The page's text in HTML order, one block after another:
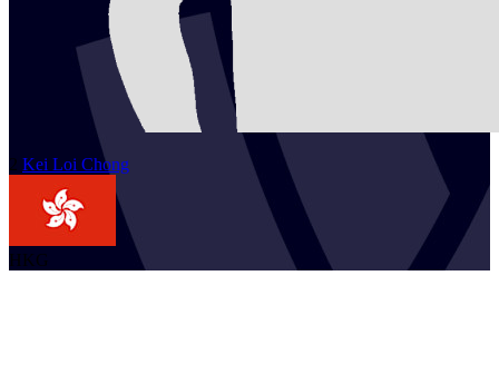
2 Kei Loi Chong
HKG